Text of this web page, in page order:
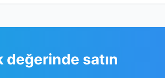
değerinde satın